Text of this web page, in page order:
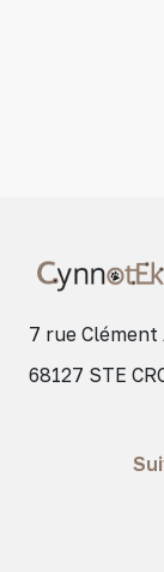
7 rue Clément
68127 STE